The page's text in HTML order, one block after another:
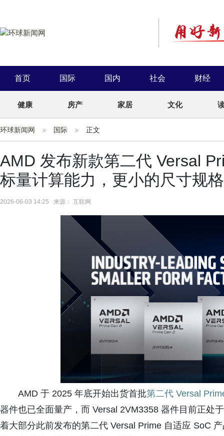
首页 国际 国内 社会 财经
健康 房产 家居 文化
环球新闻网 国际 正文
AMD 发布新款第二代 Versal
标量计算能力，更小的尺寸规格
2026-06-03 14:25 来源： 互联网
AMD 于 2025 年底开始出货首批第二代 Versal
器件也已全面量产，而 Versal 2VM3358 器件目前正处
着大部分此前发布的第二代 Versal Prime 自适应 SoC